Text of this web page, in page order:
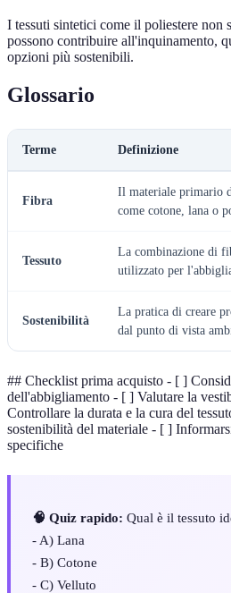
I tessuti sintetici come il poliestere non
possono contribuire all'inquinamento,
opzioni più sostenibili.
Glossario
Terme Definizione
Fibra
Il materiale primario
come cotone, lana o
Tessuto
La combinazione di
utilizzato per
Sostenibilità
La pratica di creare
dal punto di vista
## Checklist prima acquisto - [ ]
dell'abbigliamento - [ ] Valutare la
Controllare la durata e la cura del
sostenibilità del materiale - [ ]
specifiche
🧠 Quiz rapido: Qual è il tessuto
- A) Lana
- B) Cotone
- C) Velluto